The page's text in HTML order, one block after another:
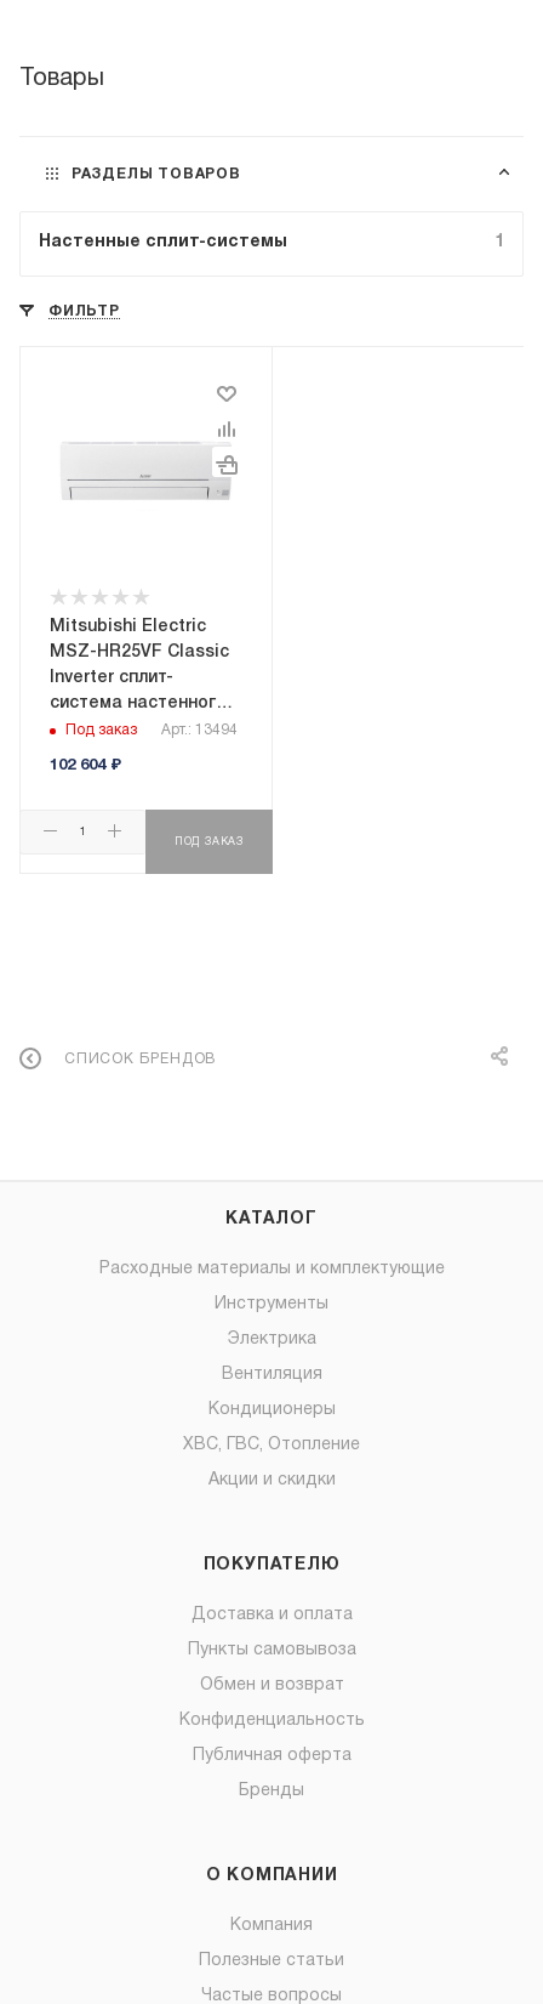
Товары
РАЗДЕЛЫ ТОВАРОВ
Настенные сплит-системы 1
ФИЛЬТР
Mitsubishi Electric
MSZ-HR25VF Classic
Inverter сплит-
система настенного
типаПод заказ Арт.: 13494
102 604₽
ПОД ЗАКАЗ
СПИСОК БРЕНДОВ
КАТАЛОГ
Расходные материалы и комплектующие
Инструменты
Электрика
Вентиляция
Кондиционеры
ХВС, ГВС, Отопление
Акции и скидки
ПОКУПАТЕЛЮ
Доставка и оплата
Пункты самовывоза
Обмен и возврат
Конфиденциальность
Публичная оферта
Бренды
О КОМПАНИИ
Компания
Полезные статьи
Частые вопросы